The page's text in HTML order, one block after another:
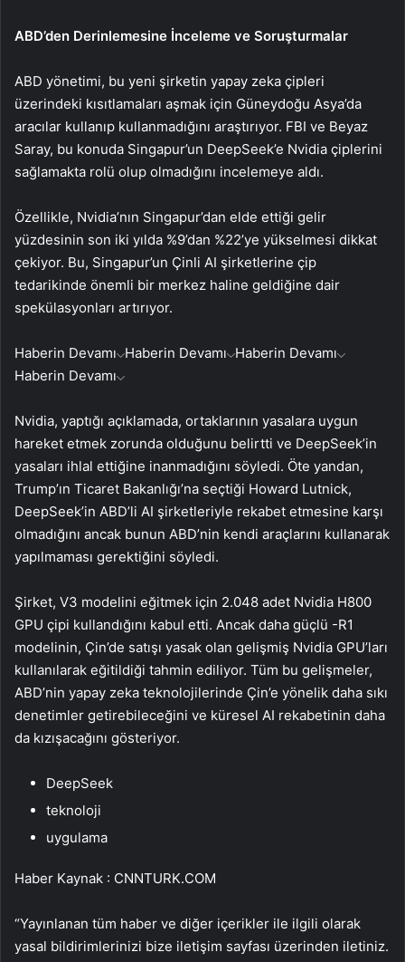
ABD’den Derinlemesine İnceleme ve Soruşturmalar
ABD yönetimi, bu yeni şirketin yapay zeka çipleri
üzerindeki kısıtlamaları aşmak için Güneydoğu Asya’da
aracılar kullanıp kullanmadığını araştırıyor. FBI ve Beyaz
Saray, bu konuda Singapur’un DeepSeek’e Nvidia çiplerini
sağlamakta rolü olup olmadığını incelemeye aldı.
Özellikle, Nvidia’nın Singapur’dan elde ettiği gelir
yüzdesinin son iki yılda %9’dan %22’ye yükselmesi dikkat
çekiyor. Bu, Singapur’un Çinli AI şirketlerine çip
tedarikinde önemli bir merkez haline geldiğine dair
spekülasyonları artırıyor.
Haberin Devamı Haberin Devamı Haberin Devamı
Haberin Devamı
Nvidia, yaptığı açıklamada, ortaklarının yasalara uygun
hareket etmek zorunda olduğunu belirtti ve DeepSeek’in
yasaları ihlal ettiğine inanmadığını söyledi. Öte yandan,
Trump’ın Ticaret Bakanlığı’na seçtiği Howard Lutnick,
DeepSeek’in ABD’li AI şirketleriyle rekabet etmesine karşı
olmadığını ancak bunun ABD’nin kendi araçlarını kullanarak
yapılmaması gerektiğini söyledi.
Şirket, V3 modelini eğitmek için 2.048 adet Nvidia H800
GPU çipi kullandığını kabul etti. Ancak daha güçlü -R1
modelinin, Çin’de satışı yasak olan gelişmiş Nvidia GPU’ları
kullanılarak eğitildiği tahmin ediliyor. Tüm bu gelişmeler,
ABD’nin yapay zeka teknolojilerinde Çin’e yönelik daha sıkı
denetimler getirebileceğini ve küresel AI rekabetinin daha
da kızışacağını gösteriyor.
DeepSeek
teknoloji
uygulama
Haber Kaynak : CNNTURK.COM
“Yayınlanan tüm haber ve diğer içerikler ile ilgili olarak
yasal bildirimlerinizi bize iletişim sayfası üzerinden iletiniz.